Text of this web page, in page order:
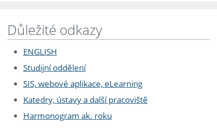
Důležité odkazy
ENGLISH
Studijní oddělení
SIS, webové aplikace, eLearning
Katedry, ústavy a další pracoviště
Harmonogram ak. roku